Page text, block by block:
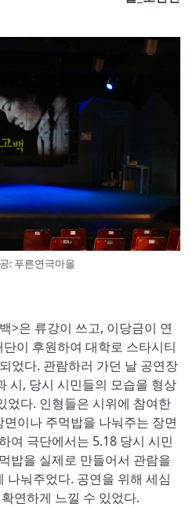
: 푸른연극마을
>은 류강이 쓰고, 이당금이 연
이 후원하여 대학로 스타시티
었다. 관람하러 가던 날 공연장
시, 당시 시민들의 모습을 형상
었다. 인형들은 시위에 참여한
이나 주먹밥을 나눠주는 장면
여 극단에서는 5.18 당시 시민
밥을 실제로 만들어서 관람을
나눠주었다. 공연을 위해 세심
연하게 느낄 수 있었다.